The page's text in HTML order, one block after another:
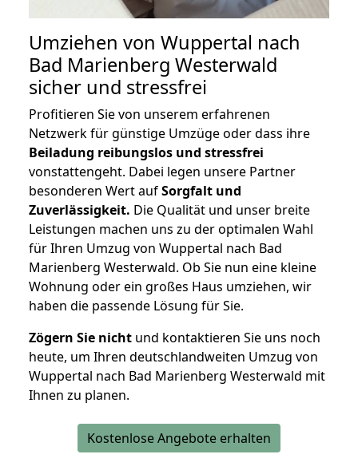
Umziehen von Wuppertal nach
Bad Marienberg Westerwald
sicher und stressfrei
Profitieren Sie von unserem erfahrenen
Netzwerk für günstige Umzüge oder dass ihre
Beiladung reibungslos und stressfrei
vonstattengeht. Dabei legen unsere Partner
besonderen Wert aufSorgfalt und
Zuverlässigkeit. Die Qualität und unser breite
Leistungen machen uns zu der optimalen Wahl
für Ihren Umzug von Wuppertal nach Bad
Marienberg Westerwald. Ob Sie nun eine kleine
Wohnung oder ein großes Haus umziehen, wir
haben die passende Lösung für Sie.
Zögern Sie nicht und kontaktieren Sie uns noch
heute, um Ihren deutschlandweiten Umzug von
Wuppertal nach Bad Marienberg Westerwald mit
Ihnen zu planen.
Kostenlose Angebote erhalten